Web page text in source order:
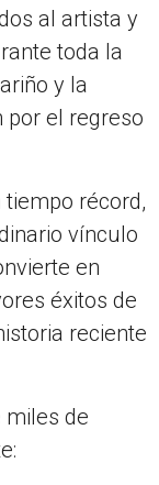
al artista y
toda la
y la
por el regreso
récord,
vínculo
en
éxitos de
reciente
miles de